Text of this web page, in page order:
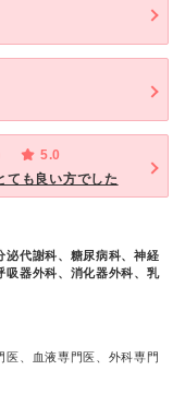
5.0
ても良い方でした
泌代謝科、糖尿病科、神経
吸器外科、消化器外科、乳
医、血液専門医、外科専門